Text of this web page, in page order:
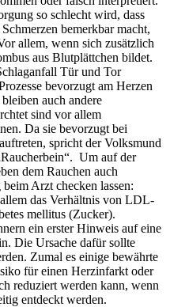
so schlecht wird, dass
bemerkbar macht,
allem, wenn sich zusätzlich
aus Blutplättchen bildet.
Tür und Tor
bevorzugt am Herzen
auch andere
sind vor allem
Da sie bevorzugt bei
spricht der Volksmund
Um auf der
dem Rauchen auch
Arzt checken lassen:
das Verhältnis von LDL-
mellitus (Zucker).
ein erster Hinweis auf eine
Die Ursache dafür sollte
Zumal es einige bewährte
für einen Herzinfarkt oder
reduziert werden kann, wenn
entdeckt werden.